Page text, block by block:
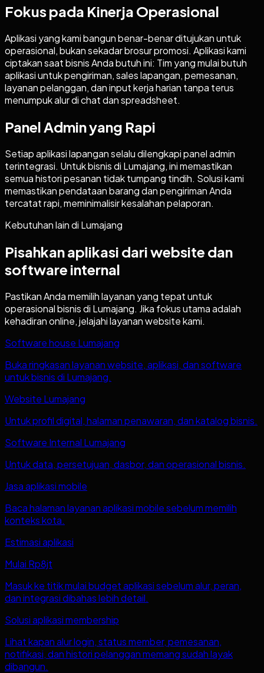
Fokus pada Kinerja Operasional
Aplikasi yang kami bangun benar-benar ditujukan untuk
operasional, bukan sekadar brosur promosi. Aplikasi kami
ciptakan saat bisnis Anda butuh ini: Tim yang mulai butuh
aplikasi untuk pengiriman, sales lapangan, pemesanan,
layanan pelanggan, dan input kerja harian tanpa terus
menumpuk alur di chat dan spreadsheet.
Panel Admin yang Rapi
Setiap aplikasi lapangan selalu dilengkapi panel admin
terintegrasi. Untuk bisnis di Lumajang, ini memastikan
semua histori pesanan tidak tumpang tindih. Solusi kami
memastikan pendataan barang dan pengiriman Anda
tercatat rapi, meminimalisir kesalahan pelaporan.
Kebutuhan lain di Lumajang
Pisahkan aplikasi dari website dan
software internal
Pastikan Anda memilih layanan yang tepat untuk
operasional bisnis di Lumajang. Jika fokus utama adalah
kehadiran online, jelajahi layanan website kami.
Software house Lumajang
Buka ringkasan layanan website, aplikasi, dan software
untuk bisnis di Lumajang.
Website Lumajang
Untuk profil digital, halaman penawaran, dan katalog bisnis.
Software Internal Lumajang
Untuk data, persetujuan, dasbor, dan operasional bisnis.
Jasa aplikasi mobile
Baca halaman layanan aplikasi mobile sebelum memilih
konteks kota.
Estimasi aplikasi
Mulai Rp8jt
Masuk ke titik mulai budget aplikasi sebelum alur, peran,
dan integrasi dibahas lebih detail.
Solusi aplikasi membership
Lihat kapan alur login, status member, pemesanan,
notifikasi, dan histori pelanggan memang sudah layak
dibangun.